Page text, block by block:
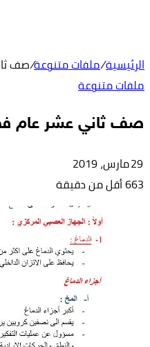
الرئيسية/ملفات متنوعة/صف
ملفات متنوعة
صف ثاني عشر عام
29 مارس، 2019
663أقل من دقيقة